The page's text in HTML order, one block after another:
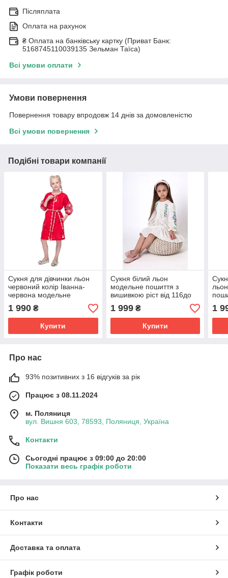
Післяплата
Оплата на рахунок
₴ Оплата на банківську картку (Приват Банк:
5168745110039135 Зельман Таїса)
Всі умови оплати
Умови повернення
Повернення товару впродовж 14 днів за домовленістю
Всі умови повернення
Подібні товари компанії
Сукня для дівчинки льон
червоний колір Іванна-
червона модельне
пошиття з вишивкою ріст
116 до 158
1 990 ₴
Купити
Сукня білий льон
модельне пошиття з
вишивкою ріст від 116до
1 999₴
Купити
1
Про нас
93% позитивних з 16 відгуків за рік
Працює з 08.11.2024
м. Поляниця
вул. Вишня 603, 78593, Поляниця, Україна
Контакти
Сьогодні працює з 09:00 до 20:00
Показати весь графік роботи
Про нас
Контакти
Доставка та оплата
Графік роботи